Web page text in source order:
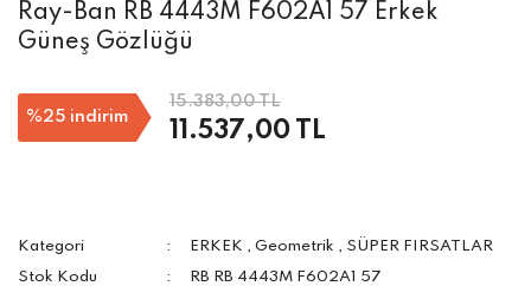
Ray-Ban RB 4443M F602A1 57 Erkek
Güneş Gözlüğü
%25 indirim
15.383,00 TL
11.537,00 TL
Kategori ERKEK ,Geometrik , SÜPER FIRSATLAR
Stok Kodu
RB RB 4443M F602A1 57